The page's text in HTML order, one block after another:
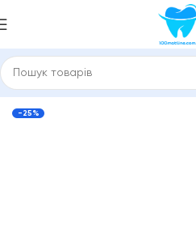
пасти та засоби для гігієни
-25%